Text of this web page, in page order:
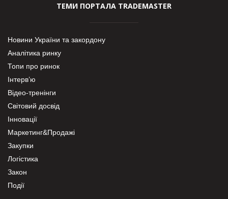
ТЕМИ ПОРТАЛА TRADEMASTER
Новини України та закордону
Аналітика ринку
Топи про ринок
Інтерв’ю
Відео-тренінги
Світовий досвід
Інновації
Маркетинг&Продажі
Закупки
Логістика
Закон
Події